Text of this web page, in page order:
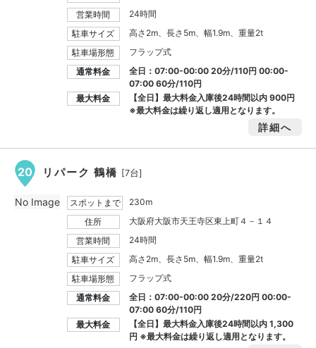
営業時間
24時間
駐車サイズ
高さ2m、長さ5m、幅1.9m、重量2t
駐車場形態
フラップ式
通常料金
全日：07:00-00:00 20分/110円 00:00-
07:00 60分/110円
最大料金
【全日】最大料金入庫後24時間以内900円
※最大料金は繰り返し適用となります。
詳細へ
20 リパーク 鶴橋 [7台]
スポットまで
230m
住所
大阪府大阪市天王寺区東上町４－１４
営業時間
24時間
駐車サイズ
高さ2m、長さ5m、幅1.9m、重量2t
駐車場形態
フラップ式
通常料金
全日：07:00-00:00 20分/220円 00:00-
07:00 60分/110円
最大料金
【全日】最大料金入庫後24時間以内1,300
円 ※最大料金は繰り返し適用となります。
No Image